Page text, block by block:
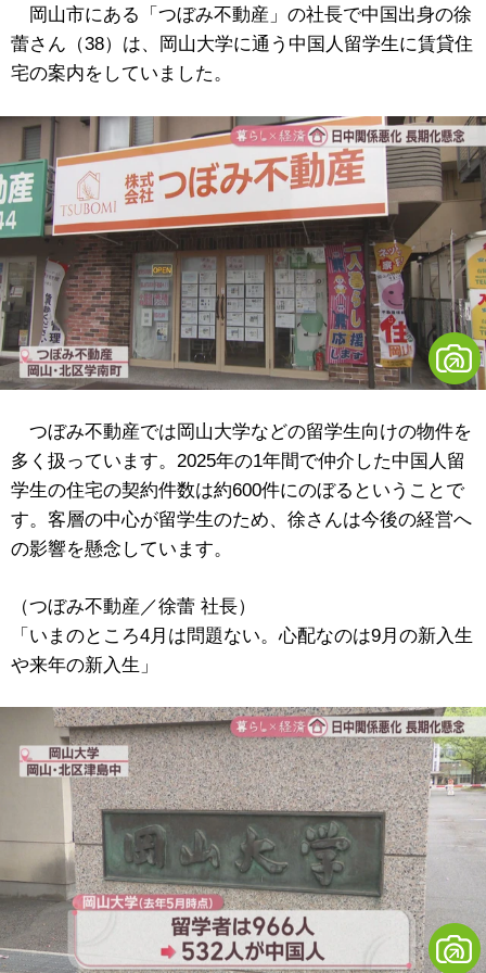
岡山市にある「つぼみ不動産」の社長で中国出身の徐
蕾さん（38）は、岡山大学に通う中国人留学生に賃貸住
宅の案内をしていました。
つぼみ不動産では岡山大学などの留学生向けの物件を
多く扱っています。2025年の1年間で仲介した中国人留
学生の住宅の契約件数は約600件にのぼるということで
す。客層の中心が留学生のため、徐さんは今後の経営へ
の影響を懸念しています。
（つぼみ不動産／徐蕾 社長）
「いまのところ4月は問題ない。心配なのは9月の新入生
や来年の新入生」